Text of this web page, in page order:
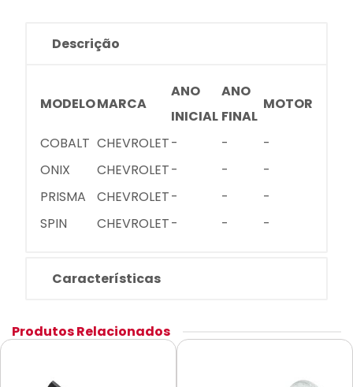
Descrição
MODELOMARCA
ANO
INICIAL
ANO
FINAL
MOTOR
COBALT CHEVROLET- -
-
ONIX
CHEVROLET- -
-
PRISMA
CHEVROLET- -
-
SPIN
CHEVROLET- - -
Características
Produtos Relacionados